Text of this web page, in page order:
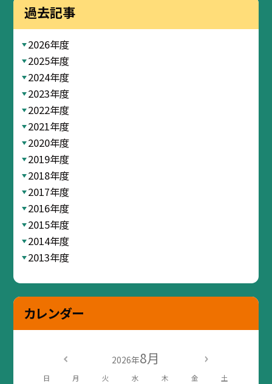
過去記事
2026年度
2025年度
2024年度
2023年度
2022年度
2021年度
2020年度
2019年度
2018年度
2017年度
2016年度
2015年度
2014年度
2013年度
カレンダー
2026年8月
日 月 火 水 木 金 土